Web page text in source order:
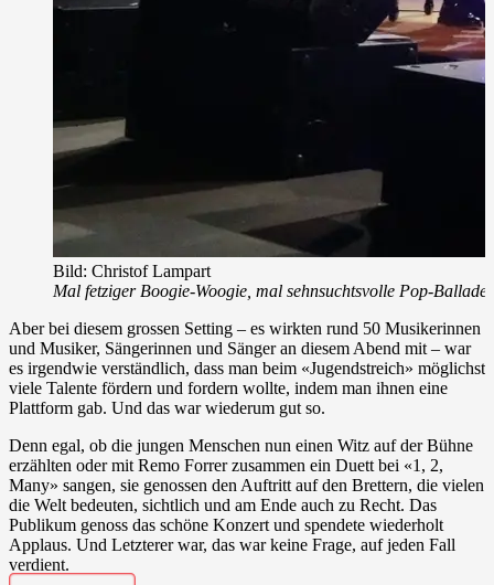
Bild: Christof Lampart
Mal fetziger Boogie-Woogie, mal sehnsuchtsvolle Pop-
Aber bei diesem grossen Setting – es wirkten rund 50 Musikerinnen
und Musiker, Sängerinnen und Sänger an diesem Abend mit – war
es irgendwie verständlich, dass man beim «Jugendstreich» möglichst
viele Talente fördern und fordern wollte, indem man ihnen eine
Plattform gab. Und das war wiederum gut so.
Denn egal, ob die jungen Menschen nun einen Witz auf der Bühne
erzählten oder mit Remo Forrer zusammen ein Duett bei «1, 2,
Many» sangen, sie genossen den Auftritt auf den Brettern, die vielen
die Welt bedeuten, sichtlich und am Ende auch zu Recht. Das
Publikum genoss das schöne Konzert und spendete wiederholt
Applaus. Und Letzterer war, das war keine Frage, auf jeden Fall
verdient.